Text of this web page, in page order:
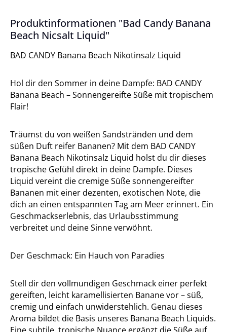
Produktinformationen "Bad Candy Banana
Beach Nicsalt Liquid"
BAD CANDY Banana Beach Nikotinsalz Liquid
Hol dir den Sommer in deine Dampfe: BAD CANDY
Banana Beach – Sonnengereifte Süße mit tropischem
Flair!
Träumst du von weißen Sandstränden und dem
süßen Duft reifer Bananen? Mit dem BAD CANDY
Banana Beach Nikotinsalz Liquid holst du dir dieses
tropische Gefühl direkt in deine Dampfe. Dieses
Liquid vereint die cremige Süße sonnengereifter
Bananen mit einer dezenten, exotischen Note, die
dich an einen entspannten Tag am Meer erinnert. Ein
Geschmackserlebnis, das Urlaubsstimmung
verbreitet und deine Sinne verwöhnt.
Der Geschmack: Ein Hauch von Paradies
Stell dir den vollmundigen Geschmack einer perfekt
gereiften, leicht karamellisierten Banane vor – süß,
cremig und einfach unwiderstehlich. Genau dieses
Aroma bildet die Basis unseres Banana Beach Liquids.